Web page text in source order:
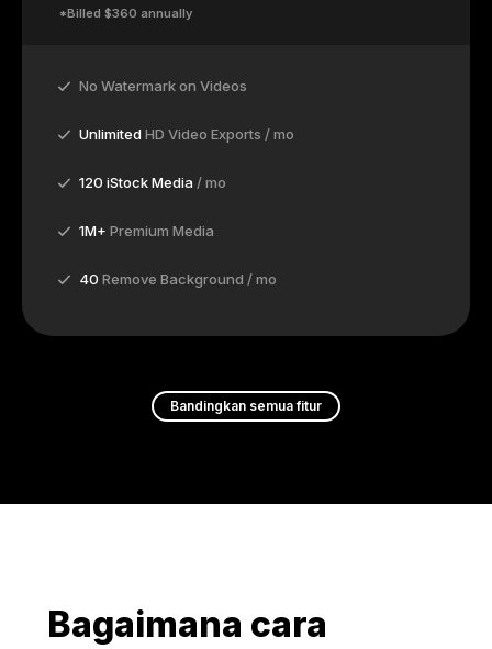
*Billed $360 annually
No Watermark on Videos
Unlimited HD Video Exports / mo
120 iStock Media / mo
1M+ Premium Media
40 Remove Background / mo
Bandingkan semua fitur
Bagaimana cara